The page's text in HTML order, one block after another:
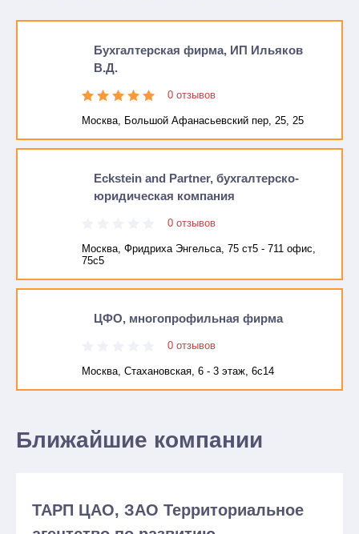
Бухгалтерская фирма, ИП Ильяков
В.Д.
0 отзывов
Москва, Большой Афанасьевский пер, 25, 25
Eckstein and Partner, бухгалтерско-
юридическая компания
0 отзывов
Москва, Фридриха Энгельса, 75 ст5 - 711 офис,
75с5
ЦФО, многопрофильная фирма
0 отзывов
Москва, Стахановская, 6 - 3 этаж, 6с14
Ближайшие компании
ТАРП ЦАО, ЗАО Территориальное